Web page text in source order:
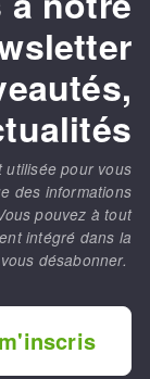
utilisée pour vous
des informations
pouvez à tout
intégré dans la
désabonner.